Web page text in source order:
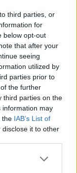
third parties, or
for
below opt-out
that after your
seeing
utilized by
parties prior to
the further
third parties on the
information may
the IAB’s List of
it to other
a